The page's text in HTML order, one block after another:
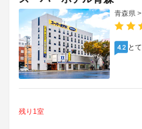
青森県
4.2 と
残り1室